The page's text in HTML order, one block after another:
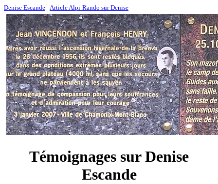
Denise Escande -Article Alpi-Rando sur Denise
Témoignages sur Denise
Escande